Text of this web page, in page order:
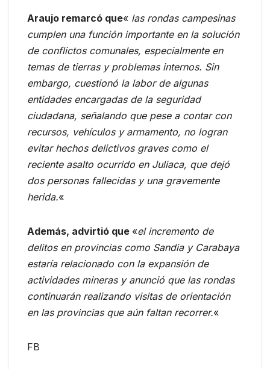
Araujo remarcó que« las rondas campesinas
cumplen una función importante en la solución
de conflictos comunales, especialmente en
temas de tierras y problemas internos. Sin
embargo, cuestionó la labor de algunas
entidades encargadas de la seguridad
ciudadana, señalando que pese a contar con
recursos, vehículos y armamento, no logran
evitar hechos delictivos graves como el
reciente asalto ocurrido en Juliaca, que dejó
dos personas fallecidas y una gravemente
herida.«
Además, advirtió que «el incremento de
delitos en provincias como Sandia y Carabaya
estaría relacionado con la expansión de
actividades mineras y anunció que las rondas
continuarán realizando visitas de orientación
en las provincias que aún faltan recorrer.«
FB